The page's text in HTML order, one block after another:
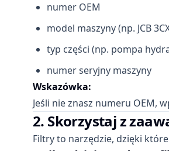
numer OEM
model maszyny (np. JCB
typ części (np. pompa
numer seryjny maszyny
Wskazówka:
Jeśli nie znasz numeru OEM,
2. Skorzystaj z
Filtry to narzędzie, dzięki